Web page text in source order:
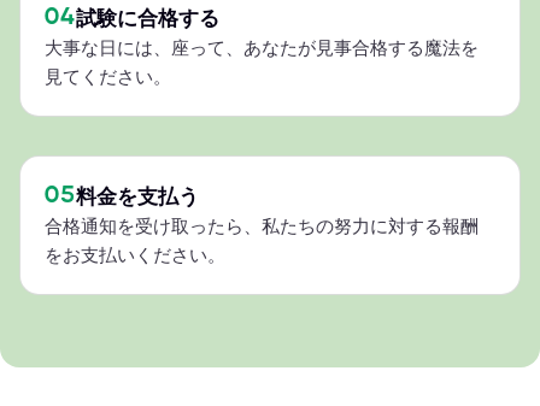
04試験に合格する
大事な日には、座って、あなたが見事合格する魔法を
見てください。
05料金を支払う
合格通知を受け取ったら、私たちの努力に対する報酬
をお支払いください。